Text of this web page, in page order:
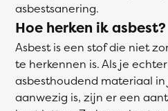
asbestsanering.
Hoe herken ik asbest?
Asbest is een stof die niet
te herkennen is. Als je
asbesthoudend materiaal
aanwezig is, zijn er een